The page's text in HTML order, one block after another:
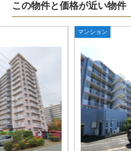
この物件と価格が近い物件
マンション